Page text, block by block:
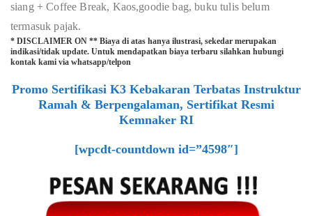
siang + Coffee Break, Kaos,goodie bag, buku tulis belum
termasuk pajak.
* DISCLAIMER ON ** Biaya di atas hanya ilustrasi, sekedar merupakan
indikasi/tidak update. Untuk mendapatkan biaya terbaru silahkan hubungi
kontak kami via whatsapp/telpon
Promo Sertifikasi K3 Kebakaran Terbatas Instruktur
Ramah & Berpengalaman, Sertifikat Resmi
Kemnaker RI
[wpcdt-countdown id=”4598″]